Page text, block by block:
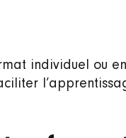
individuel ou